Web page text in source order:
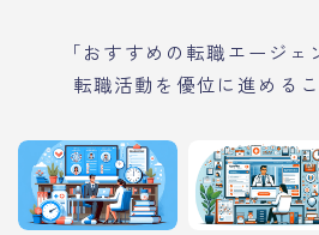
「おすすめの転職エージェ
転職活動を優位に進める